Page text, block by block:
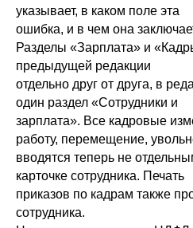
указывает, в каком поле эта
ошибка, и в чем она
Разделы «Зарплата» и
предыдущей редакции
отдельно друг от друга, в
один раздел «Сотрудники и
зарплата». Все кадровые
работу, перемещение,
вводятся теперь не
карточке сотрудника. Печать
приказов по кадрам также
сотрудника.